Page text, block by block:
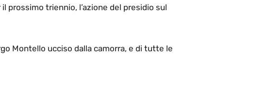
prossimo triennio, l’azione del presidio sul
Montello ucciso dalla camorra, e di tutte le